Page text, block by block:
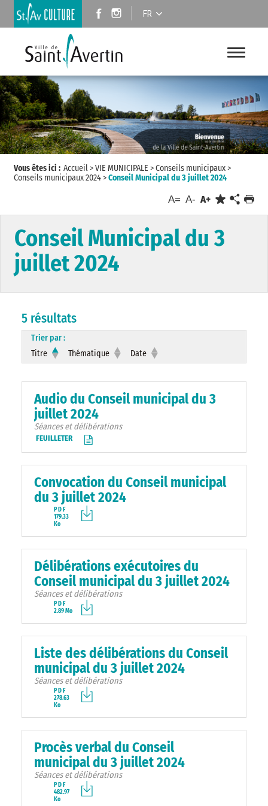
FR
Vous êtes ici : Accueil>VIE MUNICIPALE >Conseils municipaux>
Conseils municipaux 2024>Conseil Municipal du 3 juillet 2024
A= A- A+
Conseil Municipal du 3
juillet 2024
5 résultats
Trier par :
Titre
Thématique Date
Audio du Conseil municipal du 3
juillet 2024
Séances et délibérations
FEUILLETER
Convocation du Conseil municipal
du 3 juillet 2024
PDF
179.33
Ko
Délibérations exécutoires du
Conseil municipal du 3 juillet 2024
Séances et délibérations
PDF
2.89 Mo
Liste des délibérations du Conseil
municipal du 3 juillet 2024
Séances et délibérations
PDF
278.63
Ko
Procès verbal du Conseil
municipal du 3 juillet 2024
Séances et délibérations
PDF
482.97
Ko